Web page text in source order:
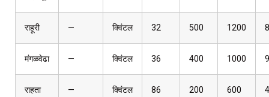
राहूरी — क्विंटल 32 500 1200
मंगळवेढा — क्विंटल 36 400 1000
राहता — क्विंटल 86 200 600